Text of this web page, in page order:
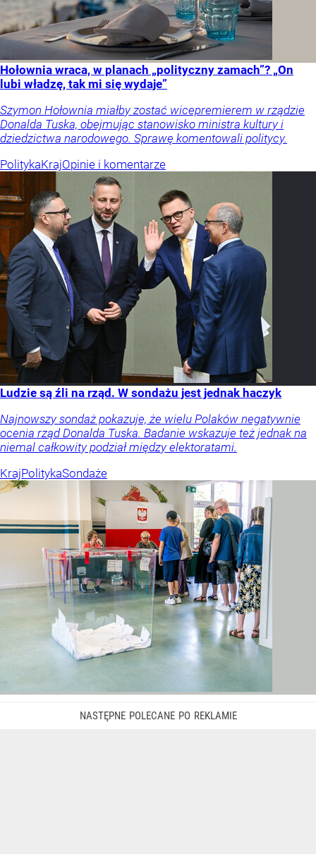
Hołownia wraca, w planach „polityczny zamach”? „On
lubi władzę, tak mi się wydaje”
Szymon Hołownia miałby zostać wicepremierem w rządzie
Donalda Tuska, obejmując stanowisko ministra kultury i
dziedzictwa narodowego. Sprawę komentowali politycy.
PolitykaKrajOpinie i komentarze
Ludzie są źli na rząd. W sondażu jest jednak haczyk
Najnowszy sondaż pokazuje, że wielu Polaków negatywnie
ocenia rząd Donalda Tuska. Badanie wskazuje też jednak na
niemal całkowity podział między elektoratami.
KrajPolitykaSondaże